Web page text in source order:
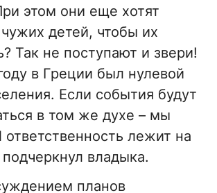
этом они еще хотят
детей, чтобы их
Так не поступают и звери!
в Греции был нулевой
Если события будут
в том же духе – мы
лежит на
владыка.
планов